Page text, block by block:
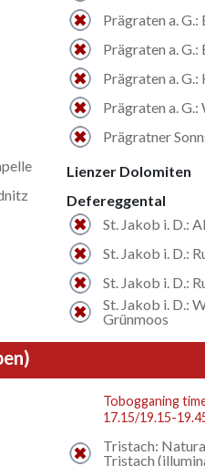
Prägraten a.
Prägraten a. G.:
Prägraten a.
Prägraten a.
Prägratner
Lienzer Dolomiten
Defereggental
St. Jakob i. D.:
St. Jakob i. D.:
St. Jakob i. D.:
St. Jakob i. D.:
Grünmoos
Tobogganing
17.15/19.15-
Tristach:
Tristach